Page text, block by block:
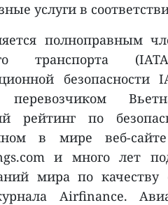
услуги в
полноправным
транспорта
рейтинг по
в мире веб-
и много лет
мира по
Airfinance.